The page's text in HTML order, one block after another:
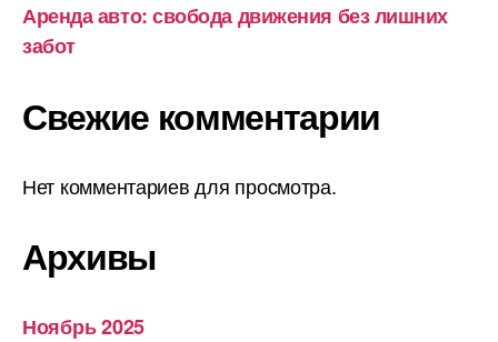
Аренда авто: свобода движения без лишних
забот
Свежие комментарии
Нет комментариев для просмотра.
Архивы
Ноябрь 2025